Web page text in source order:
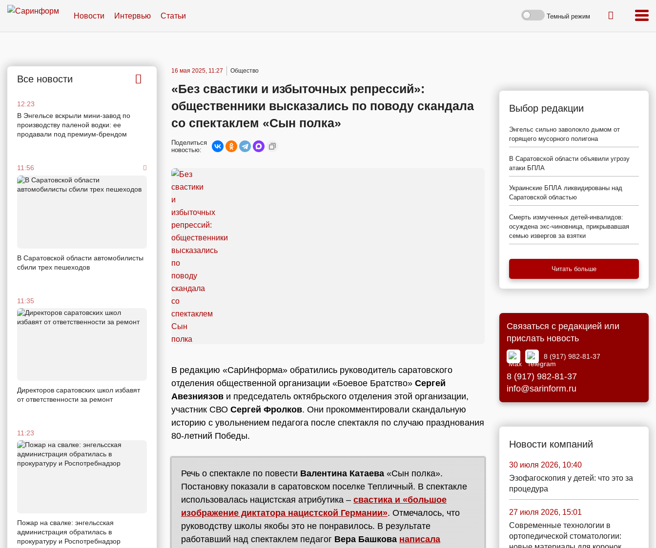
Новости Интервью Статьи Темный режим
Все новости
12:23
В Энгельсе вскрыли мини-завод по
производству паленой водки: ее
продавали под премиум-брендом
11:56
В Саратовской области автомобилисты
сбили трех пешеходов
11:35
Директоров саратовских школ избавят
от ответственности за ремонт
11:23
Пожар на свалке: энгельсская
администрация обратилась в
прокуратуру и Роспотребнадзор
16 мая 2025, 11:27 Общество
«Без свастики и избыточных репрессий»:
общественники высказались по поводу скандала
со спектаклем «Сын полка»
Поделиться
новостью:
В редакцию «СарИнформа» обратились руководитель саратовского
отделения общественной организации «Боевое Братство» Сергей
Авезниязов и председатель октябрьского отделения этой организации,
участник СВО Сергей Фролков. Они прокомментировали скандальную
историю с увольнением педагога после спектакля по случаю празднования
80-летний Победы.
Речь о спектакле по повести Валентина Катаева «Сын полка».
Постановку показали в саратовском поселке Тепличный. В спектакле
использовалась нацистская атрибутика – свастика и «большое
изображение диктатора нацистской Германии». Отмечалось, что
руководству школы якобы это не понравилось. В результате
работавший над спектаклем педагог Вера Башкова написала
Выбор редакции
Энгельс сильно заволокло дымом от
горящего мусорного полигона
В Саратовской области объявили угрозу
атаки БПЛА
Украинские БПЛА ликвидированы над
Саратовской областью
Смерть измученных детей-инвалидов:
осуждена экс-чиновница, прикрывавшая
семью извергов за взятки
Читать больше
Связаться с редакцией или
прислать новость
8 (917) 982-81-37
8 (917) 982-81-37
info@sarinform.ru
Новости компаний
30 июля 2026, 10:40
Эзофагоскопия у детей: что это за
процедура
27 июля 2026, 15:01
Современные технологии в
ортопедической стоматологии: